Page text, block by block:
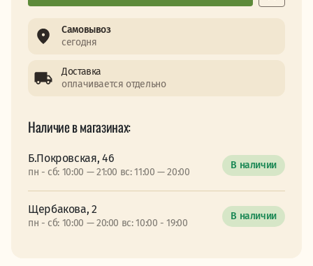
Самовывоз
сегодня
Доставка
оплачивается отдельно
Наличие в магазинах:
Б.Покровская, 46
пн - сб: 10:00 — 21:00 вс: 11:00 — 20:00
В наличии
Щербакова, 2
пн - сб: 10:00 — 20:00 вс: 10:00 - 19:00
В наличии